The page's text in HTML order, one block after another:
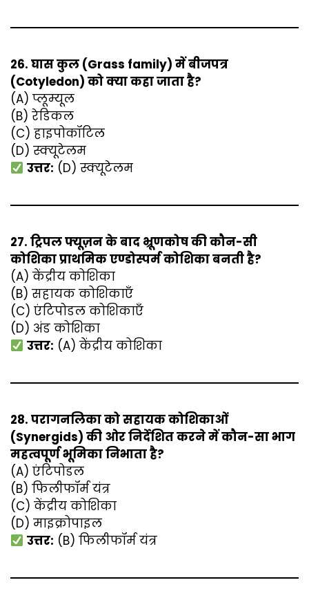
26. घास कुल (Grass family) में बीजपत्र
(Cotyledon) को क्या कहा जाता है?
(A) प्लूम्यूल
(B) रेडिकल
(C) हाइपोकॉटिल
(D) स्क्यूटेलम
उत्तर: (D) स्क्यूटेलम
27. ट्रिपल फ्यूज़न के बाद भ्रूणकोष की कौन-सी
कोशिका प्राथमिक एण्डोस्पर्म कोशिका बनती है?
(A) केंद्रीय कोशिका
(B) सहायक कोशिकाएँ
(C) एंटिपोडल कोशिकाएँ
(D) अंड कोशिका
उत्तर: (A) केंद्रीय कोशिका
28. परागनलिका को सहायक कोशिकाओं
(Synergids) की ओर निर्देशित करने में कौन-सा भाग
महत्वपूर्ण भूमिका निभाता है?
(A) एंटिपोडल
(B) फिलीफॉर्म यंत्र
(C) केंद्रीय कोशिका
(D) माइक्रोपाइल
उत्तर: (B) फिलीफॉर्म यंत्र